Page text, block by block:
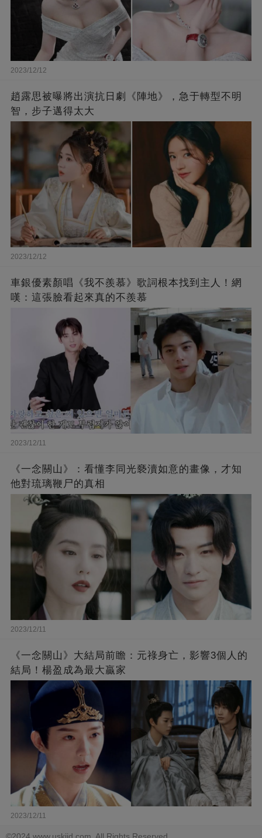
2023/12/12
趙露思被曝將出演抗日劇《陣地》，急于轉型不明
智，步子邁得太大
2023/12/12
車銀優素顏唱《我不羨慕》歌詞根本找到主人！網
嘆：這張臉看起來真的不羨慕
2023/12/11
《一念關山》：看懂李同光褻瀆如意的畫像，才知
他對琉璃鞭尸的真相
2023/12/11
《一念關山》大結局前瞻：元祿身亡，影響3個人的
結局！楊盈成為最大贏家
2023/12/11